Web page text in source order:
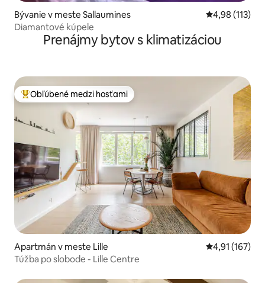
Bývanie v meste Sallaumines Priemerné
4,98 (113)
Diamantové kúpele
Prenájmy bytov s klimatizáciou
Najobľúbenejšie medzi hosťami
Obľúbené medzi hosťami
Apartmán v meste Lille Priemerné
4,91 (167)
Túžba po slobode - Lille Centre